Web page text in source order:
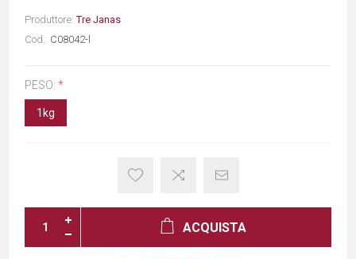
Produttore: Tre Janas
Cod.: C08042-l
PESO: *
1kg
ACQUISTA